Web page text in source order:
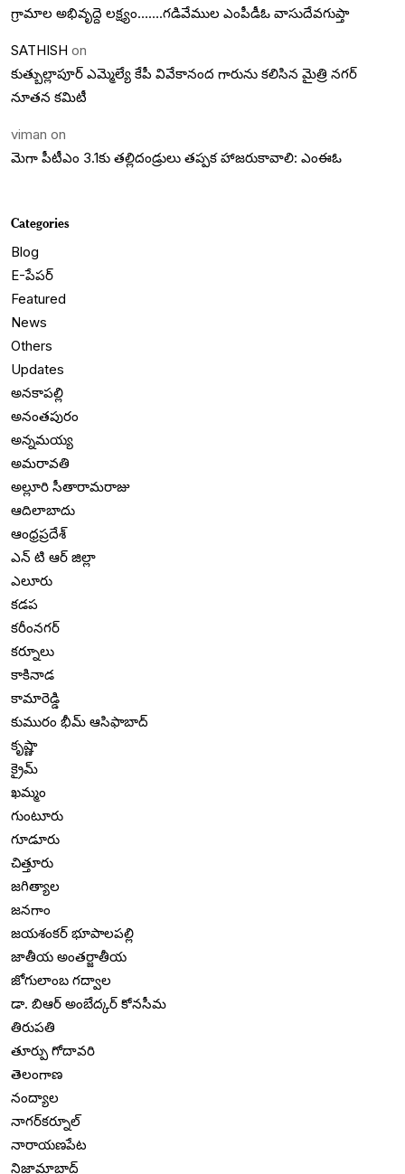
గ్రామాల అభివృద్దె లక్ష్యం…….గడివేముల ఎంపీడీఓ వాసుదేవగుప్తా
SATHISH on
కుత్బుల్లాపూర్ ఎమ్మెల్యే కేపీ వివేకానంద గారును కలిసిన మైత్రి నగర్
నూతన కమిటీ
viman on
మెగా పీటీఎం 3.1కు తల్లిదండ్రులు తప్పక హాజరుకావాలి: ఎంఈఓ
Categories
Blog
E-పేపర్
Featured
News
Others
Updates
అనకాపల్లి
అనంతపురం
అన్నమయ్య
అమరావతి
అల్లూరి సీతారామరాజు
ఆదిలాబాదు
ఆంధ్రప్రదేశ్
ఎన్ టి ఆర్ జిల్లా
ఎలూరు
కడప
కరీంనగర్
కర్నూలు
కాకినాడ
కామారెడ్డి
కుమురం భీమ్ ఆసిఫాబాద్
కృష్ణా
క్రైమ్
ఖమ్మం
గుంటూరు
గూడూరు
చిత్తూరు
జగిత్యాల
జనగాం
జయశంకర్ భూపాలపల్లి
జాతీయ అంతర్జాతీయ
జోగులాంబ గద్వాల
డా. బిఆర్ అంబేద్కర్ కోనసీమ
తిరుపతి
తూర్పు గోదావరి
తెలంగాణ
నంద్యాల
నాగర్‌కర్నూల్
నారాయణపేట
నిజామాబాద్